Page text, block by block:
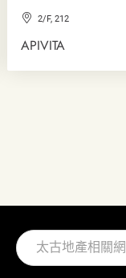
2/F, 212
APIVITA
太古地產相關